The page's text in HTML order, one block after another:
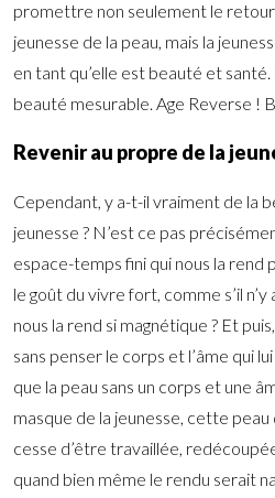
promettre non seulement le
jeunesse de la peau, mais la
en tant qu’elle est beauté et
beauté mesurable. Age Reverse !
Revenir au propre de la
Cependant, y a-t-il vraiment de la
jeunesse ? N’est ce pas
espace-temps fini qui nous la rend
le goût du vivre fort, comme s’il
nous la rend si magnétique ? Et
sans penser le corps et l’âme qui
que la peau sans un corps et une
masque de la jeunesse, cette peau
cesse d’être travaillée,
quand bien même le rendu serait